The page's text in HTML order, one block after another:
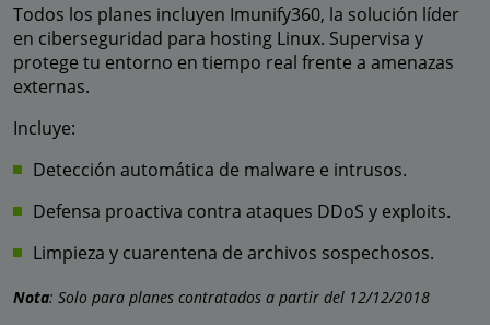
Todos los planes incluyen Imunify360, la solución líder
en ciberseguridad para hosting Linux. Supervisa y
protege tu entorno en tiempo real frente a amenazas
externas.
Incluye:
Detección automática de malware e intrusos.
Defensa proactiva contra ataques DDoS y exploits.
Limpieza y cuarentena de archivos sospechosos.
Nota: Solo para planes contratados a partir del 12/12/2018